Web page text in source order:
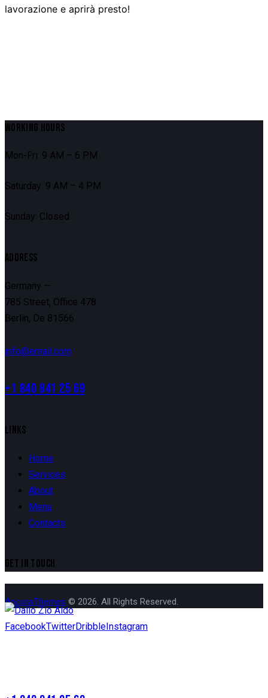
lavorazione e aprirà presto!
WORKING HOURS
Mon-Fri: 9 AM – 6 PM
Saturday: 9 AM – 4 PM
Sunday: Closed
ADDRESS
Germany —
785 Street, Office 478
Berlin, De 81566
info@email.com
+1 840 841 25 69
LINKS
Home
Services
About
Menu
Contacts
GET IN TOUCH
AncoraThemes © 2026. All Rights Reserved.
FacebookTwitterDribbleInstagram